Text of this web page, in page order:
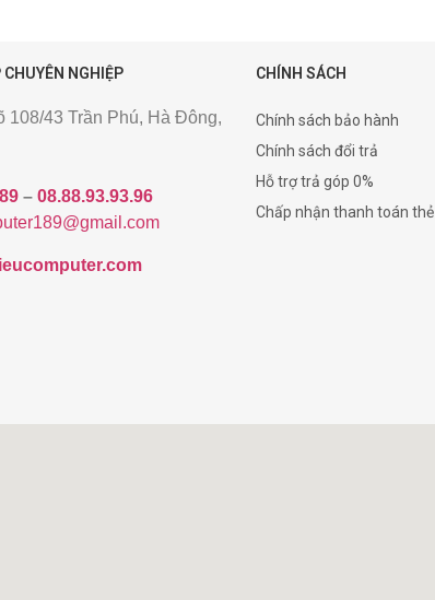
NGHIỆP
108/43 Trần Phú, Hà Đông,
– 08.88.93.93.96
CHÍNH SÁCH
Chính sách bảo hành
Chính sách đổi trả
Hỗ trợ trả góp 0%
Chấp nhận thanh toán thẻ